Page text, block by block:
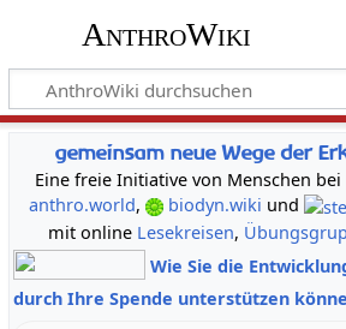
AnthroWiki
gemeinsam neue Wege der
Eine freie Initiative von Menschen bei
anthro.world, biodyn.wiki und
mit online Lesekreisen,
Wie Sie die
durch Ihre Spende unterstützen